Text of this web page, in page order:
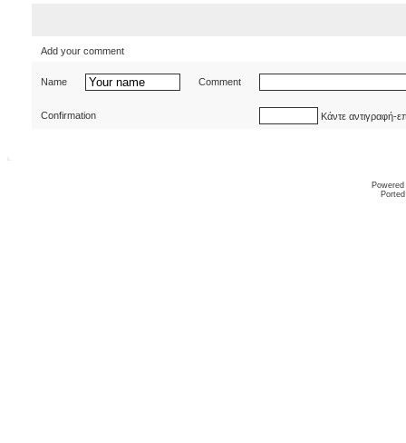
Add your comment
Name Comment
Confirmation Κάντε αντιγραφή-